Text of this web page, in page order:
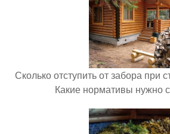
Сколько отступить от забора при
Какие нормативы нужно